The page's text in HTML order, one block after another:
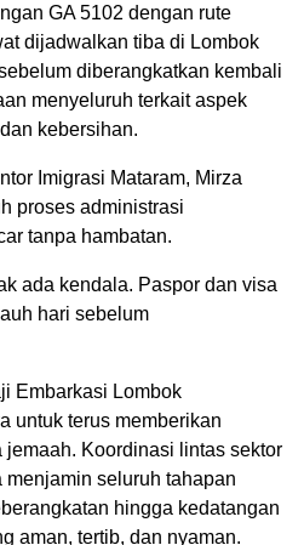
GA 5102 dengan rute
dijadwalkan tiba di Lombok
diberangkatkan kembali
menyeluruh terkait aspek
kebersihan.
Imigrasi Mataram, Mirza
proses administrasi
tanpa hambatan.
ada kendala. Paspor dan visa
hari sebelum
Embarkasi Lombok
untuk terus memberikan
Koordinasi lintas sektor
seluruh tahapan
hingga kedatangan
aman, tertib, dan nyaman.